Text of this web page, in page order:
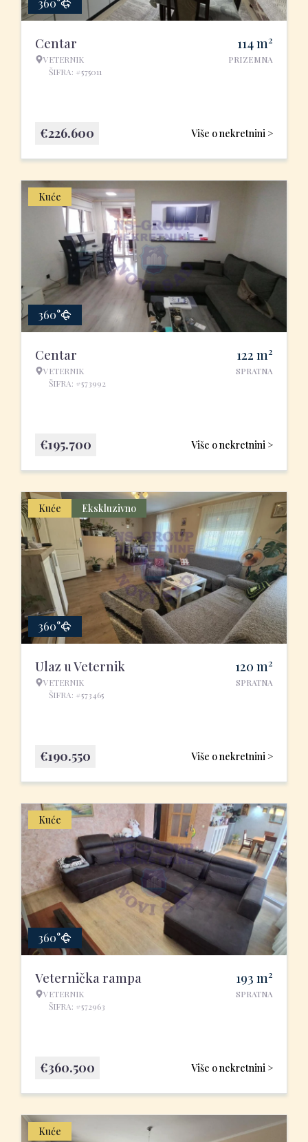
360°
Centar
VETERNIK
ŠIFRA: #575011
114m2
PRIZEMNA
Više o nekretnini >
€226.600
Kuće
360°
Centar
VETERNIK
ŠIFRA: #573992
122 m2
SPRATNA
Više o nekretnini >
€195.700
Kuće Ekskluzivno
360°
Ulaz u Veternik
VETERNIK
ŠIFRA: #573465
120 m2
SPRATNA
Više o nekretnini >
€190.550
Kuće
360°
Veternička rampa
VETERNIK
ŠIFRA: #572963
193 m2
SPRATNA
Više o nekretnini >
€360.500
Kuće